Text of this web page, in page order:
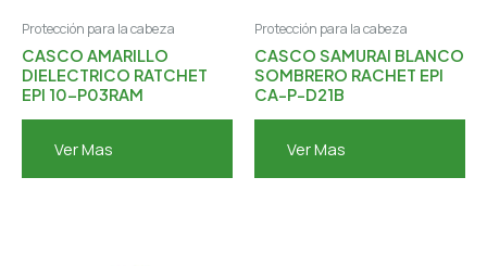
Protección para la cabeza
CASCO AMARILLO
DIELECTRICO RATCHET
EPI 10-P03RAM
Ver Mas
Protección para la cabeza
CASCO SAMURAI BLANCO
SOMBRERO RACHET EPI
CA-P-D21B
Ver Mas